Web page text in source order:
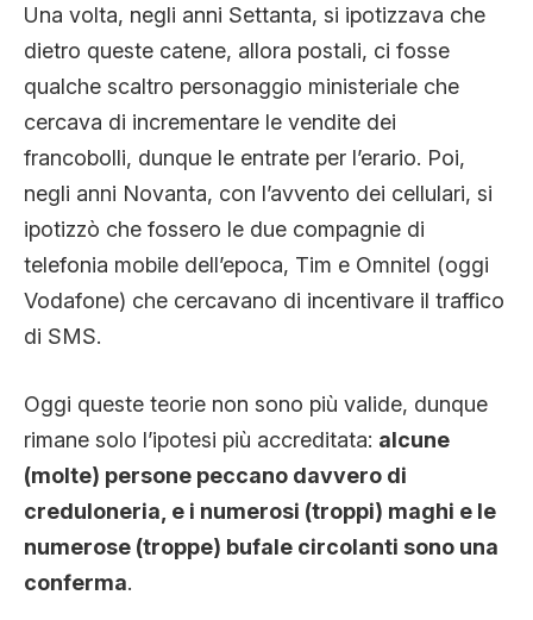
CONTATTI
CHI SIAMO
Una volta, negli anni Settanta, si ipotizzava che
dietro queste catene, allora postali, ci fosse
qualche scaltro personaggio ministeriale che
cercava di incrementare le vendite dei
francobolli, dunque le entrate per l’erario. Poi,
negli anni Novanta, con l’avvento dei cellulari, si
ipotizzò che fossero le due compagnie di
telefonia mobile dell’epoca, Tim e Omnitel (oggi
Vodafone) che cercavano di incentivare il traffico
di SMS.
Oggi queste teorie non sono più valide, dunque
rimane solo l’ipotesi più accreditata: alcune
(molte) persone peccano davvero di
creduloneria, e i numerosi (troppi) maghi e le
numerose (troppe) bufale circolanti sono una
conferma.